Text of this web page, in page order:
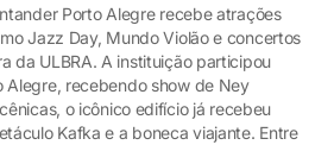
Porto Alegre recebe atrações
Jazz Day, Mundo Violão e concertos
da ULBRA. A instituição participou
Alegre, recebendo show de Ney
o icônico edifício já recebeu
Kafka e a boneca viajante. Entre